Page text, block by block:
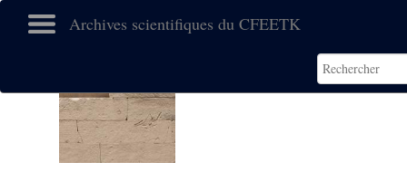
Archives scientifiques du CFEETK